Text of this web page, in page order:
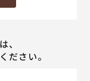
、
ださい。